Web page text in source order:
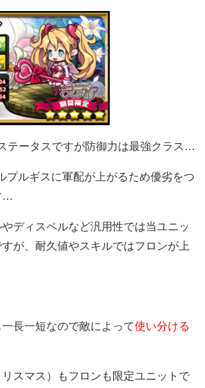
テータスですが防御力は最強クラス…
プルギスに軍配が上がるため優劣をつ
ディスペルなど汎用性では当ユニッ
すが、耐久値やスキルではフロンが上
長一短なので敵によって使い分ける
スマス）もフロンも限定ユニットで